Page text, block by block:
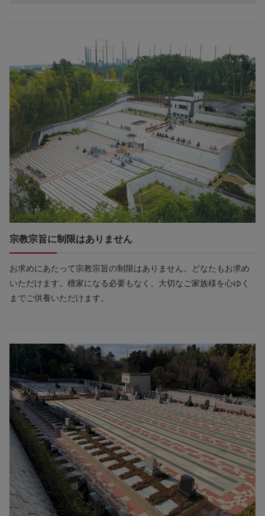
宗教宗旨に制限はありません
お求めにあたって宗教宗旨の制限はありません。どなたもお求め
いただけます。檀家になる必要もなく、大切なご家族様を心ゆく
までご供養いただけます。